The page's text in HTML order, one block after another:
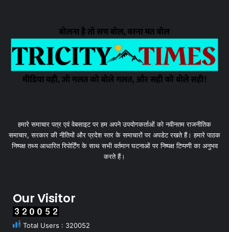
हमारे समाचार पत्र एवं वेबसाइट पर हम अपने उपयोगकर्ताओं को नवीनतम राजनीतिक
समाचार, सरकार की नीतियों और प्रदेश स्तर के समाचारों पर अपडेट रखते हैं। हमारे पाठक
निष्पक्ष तथ्य आधारित रिपोर्टिंग के साथ सभी वर्तमान घटनाओं पर निष्पक्ष टिप्पणी का अनुभव
करते हैं।
Our Visitor
Total Users : 320052